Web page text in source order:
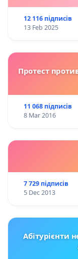
12 116 підписів
13 Feb 2025
Протест
11 068 підписів
8 Mar 2016
7 729 підписів
5 Dec 2013
Абітурієнти